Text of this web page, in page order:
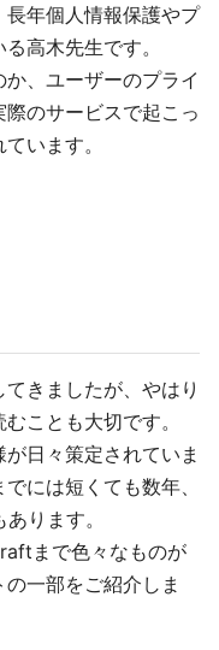
年個人情報保護やプ
高木先生です。
、ユーザーのプライ
のサービスで起こっ
います。
きましたが、やはり
ことも大切です。
日々策定されていま
には短くても数年、
ります。
まで色々なものが
一部をご紹介しま